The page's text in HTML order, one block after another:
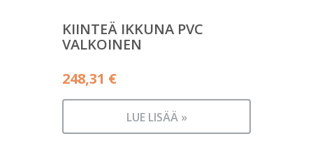
KIINTEÄ IKKUNA PVC
VALKOINEN
248,31 €
LUE LISÄÄ »